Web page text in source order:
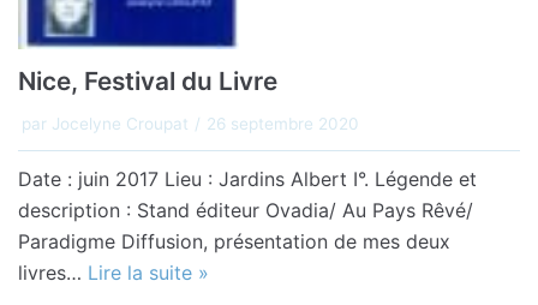
Nice, Festival du Livre
par Jocelyne Croupat 26 septembre 2020
Date : juin 2017 Lieu : Jardins Albert I°. Légende et
description : Stand éditeur Ovadia/ Au Pays Rêvé/
Paradigme Diffusion, présentation de mes deux
livres… Lire la suite »